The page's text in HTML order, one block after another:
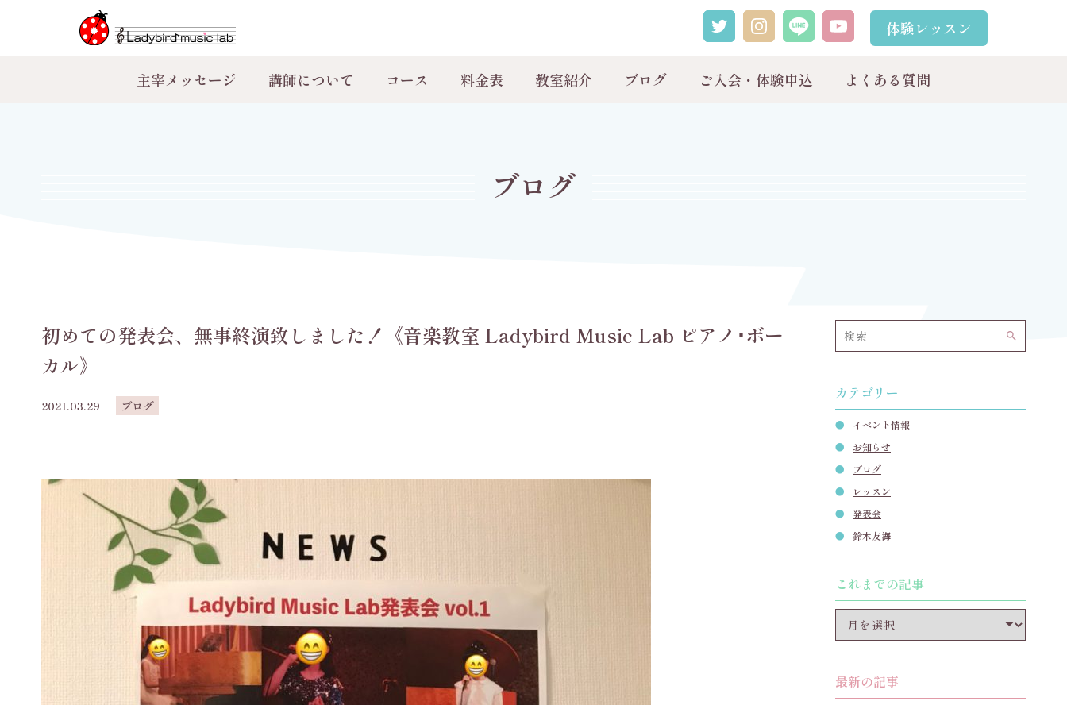
体験レッスン
主宰メッセージ 講師について コース 料金表 教室紹介 ブログ ご入会・体験申込 よくある質問
ブログ
初めての発表会、無事終演致しました！《音楽教室 Ladybird Music Lab ピアノ･ボー
カル》
2021.03.29 ブログ
search
カテゴリー
イベント情報
お知らせ
ブログ
レッスン
発表会
鈴木友海
これまでの記事
最新の記事